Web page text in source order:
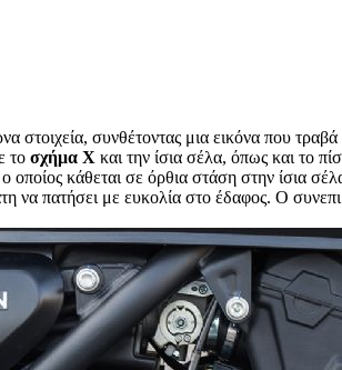
στοιχεία, συνθέτοντας μια εικόνα που
το σχήμα Χ και την ίσια σέλα, όπως και το
οποίος κάθεται σε όρθια στάση στην ίσια
να πατήσει με ευκολία στο έδαφος. Ο